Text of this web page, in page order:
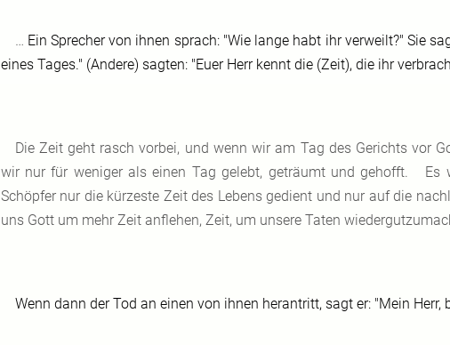
… Ein Sprecher von ihnen sprach: "Wie lange habt ihr verweilt?" Sie
eines Tages." (Andere) sagten: "Euer Herr kennt die (Zeit), die ihr
Die Zeit geht rasch vorbei, und wenn wir am Tag des Gerichts vor
wir nur für weniger als einen Tag gelebt, geträumt und gehofft. Es
Schöpfer nur die kürzeste Zeit des Lebens gedient und nur auf die
uns Gott um mehr Zeit anflehen, Zeit, um unsere Taten
Wenn dann der Tod an einen von ihnen herantritt, sagt er: "Mein Herr,